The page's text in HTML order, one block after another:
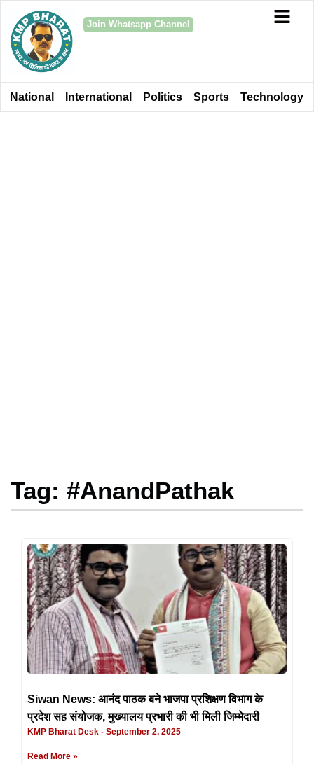
Join Whatsapp Channel
National International Politics Sports Technology
Tag: #AnandPathak
Siwan News: आनंद पाठक बने भाजपा प्रशिक्षण विभाग के
प्रदेश सह संयोजक, मुख्यालय प्रभारी की भी मिली जिम्मेदारी
KMP Bharat Desk September 2, 2025
Read More »